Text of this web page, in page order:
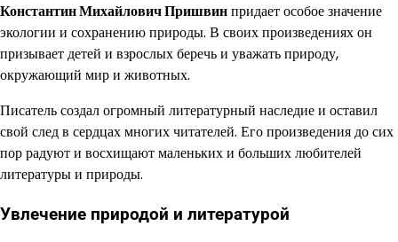
Константин Михайлович Пришвинпридает особое значение
экологии и сохранению природы. В своих произведениях он
призывает детей и взрослых беречь и уважать природу,
окружающий мир и животных.
Писатель создал огромный литературный наследие и оставил
свой след в сердцах многих читателей. Его произведения до сих
пор радуют и восхищают маленьких и больших любителей
литературы и природы.
Увлечение природой и литературой